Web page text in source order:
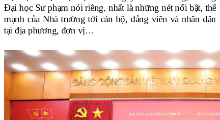
Đại học Sư phạm nói riêng, nhất là những nét nổi bật, thế
mạnh của Nhà trường tới cán bộ, đảng viên và nhân dân
tại địa phương, đơn vị…